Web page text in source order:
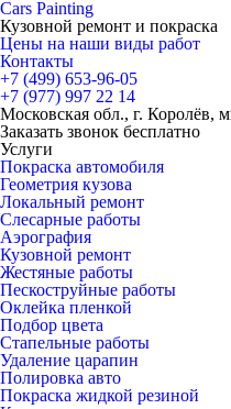
Cars Painting
Кузовной ремонт и покраска
Цены на наши виды работ
Контакты
+7 (499) 653-96-05
+7 (977) 997 22 14
Московская обл., г.
Заказать звонок бесплатно
Услуги
Покраска автомобиля
Геометрия кузова
Локальный ремонт
Слесарные работы
Аэрография
Кузовной ремонт
Жестяные работы
Пескоструйные работы
Оклейка пленкой
Подбор цвета
Стапельные работы
Удаление царапин
Полировка авто
Покраска жидкой резиной